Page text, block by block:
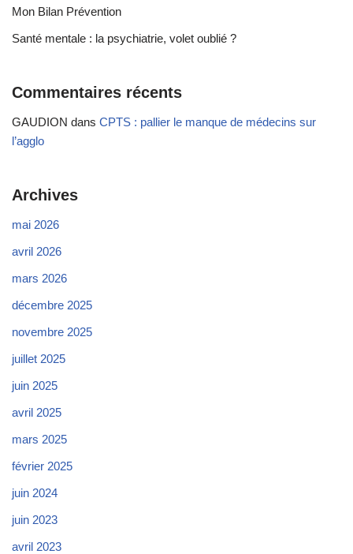
Mon Bilan Prévention
Santé mentale : la psychiatrie, volet oublié ?
Commentaires récents
GAUDION dans CPTS : pallier le manque de médecins sur
l’agglo
Archives
mai 2026
avril 2026
mars 2026
décembre 2025
novembre 2025
juillet 2025
juin 2025
avril 2025
mars 2025
février 2025
juin 2024
juin 2023
avril 2023